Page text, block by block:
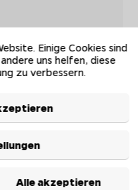
Einige Cookies sind
uns helfen, diese
zu verbessern.
Alle akzeptieren